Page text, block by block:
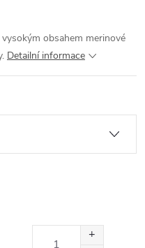
obsahem merinové
Detailní informace